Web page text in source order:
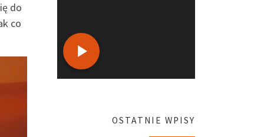
do
co
OSTATNIE WPISY